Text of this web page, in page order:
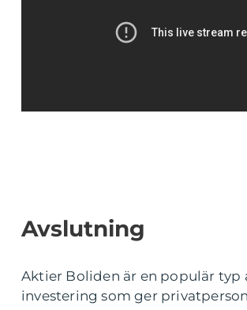
Avslutning
Aktier Boliden är en populär typ
investering som ger